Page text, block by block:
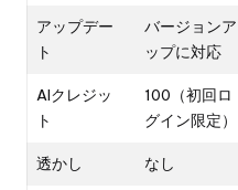
アップデー
ト
バージョンア
ップに対応
AIクレジッ
ト
100（初回ロ
グイン限定）
透かし なし